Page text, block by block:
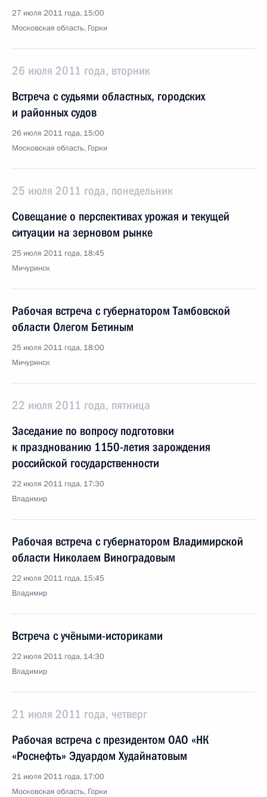
27 июля 2011 года, 15:00
Московская область, Горки
26 июля 2011 года, вторник
Встреча с судьями областных, городских
и районных судов
26 июля 2011 года, 15:00
Московская область, Горки
25 июля 2011 года, понедельник
Совещание о перспективах урожая и текущей
ситуации на зерновом рынке
25 июля 2011 года, 18:45
Мичуринск
Рабочая встреча с губернатором Тамбовской
области Олегом Бетиным
25 июля 2011 года, 18:00
Мичуринск
22 июля 2011 года, пятница
Заседание по вопросу подготовки
к празднованию 1150-летия зарождения
российской государственности
22 июля 2011 года, 17:30
Владимир
Рабочая встреча с губернатором Владимирской
области Николаем Виноградовым
22 июля 2011 года, 15:45
Владимир
Встреча с учёными-историками
22 июля 2011 года, 14:30
Владимир
21 июля 2011 года, четверг
Рабочая встреча с президентом ОАО «НК
«Роснефть» Эдуардом Худайнатовым
21 июля 2011 года, 17:00
Московская область, Горки